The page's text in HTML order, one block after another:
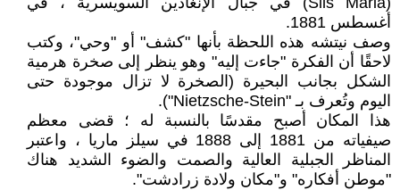
أغسطس 1881.
وصف نيتشه هذه اللحظة بأنها "كشف" أو "وحي"، وكتب
لاحقًا أن الفكرة "جاءت إليه" وهو ينظر إلى صخرة هرمية
الشكل بجانب البحيرة (الصخرة لا تزال موجودة حتى
اليوم وتُعرف بـ "Nietzsche-Stein").
هذا المكان أصبح مقدسًا بالنسبة له ؛ قضى معظم
صيفياته من 1881 إلى 1888 في سيلز ماريا ، واعتبر
المناظر الجبلية العالية والصمت والضوء الشديد هناك
"موطن أفكاره" و"مكان ولادة زرادشت".